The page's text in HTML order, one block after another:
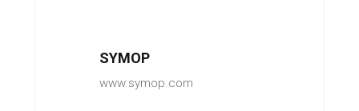
SYMOP
www.symop.com